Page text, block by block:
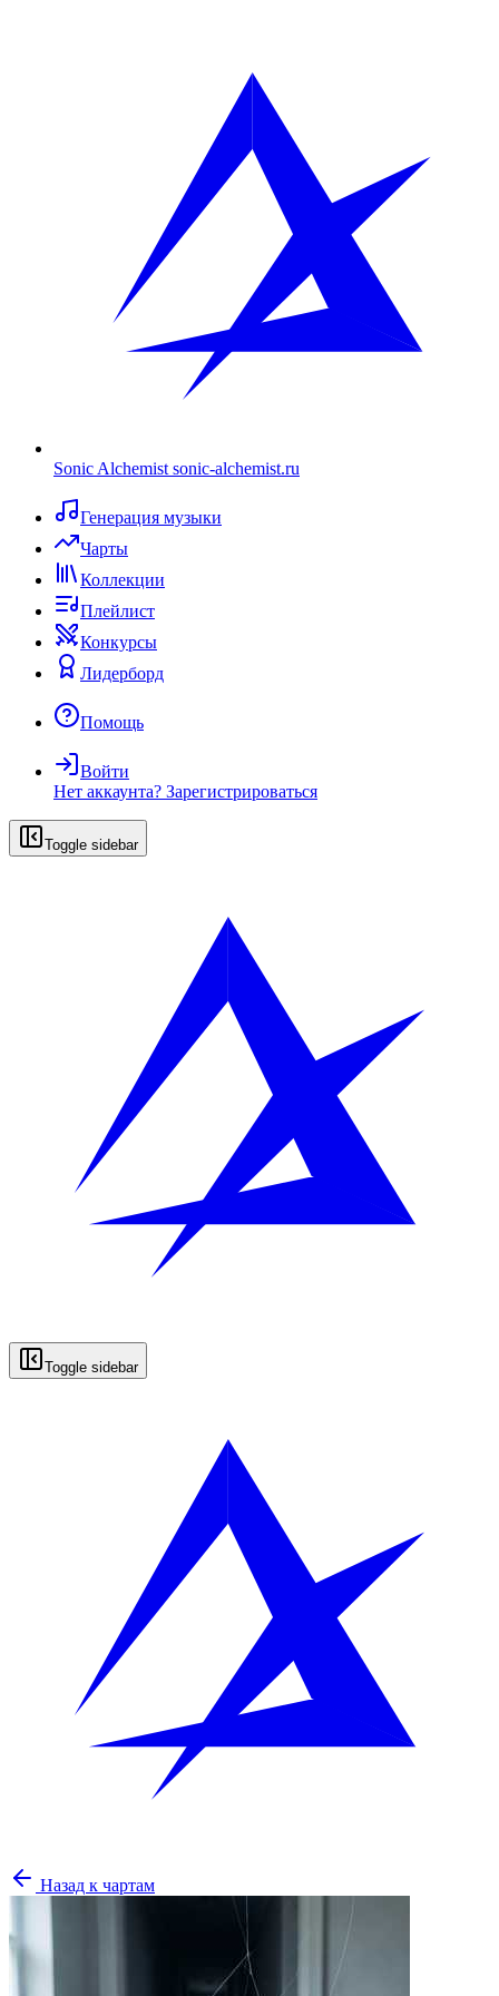
Sonic Alchemist sonic-alchemist.ru
Генерация музыки
Чарты
Коллекции
Плейлист
Конкурсы
Лидерборд
Помощь
Войти
Нет аккаунта? Зарегистрироваться
Toggle sidebar
Toggle sidebar
Назад к чартам